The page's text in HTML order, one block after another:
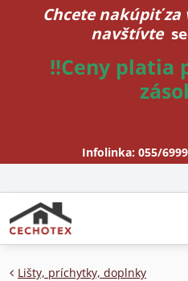
Chcete nakúpiť
navštívte
!!Ceny platia
Infolinka: 055/
Lišty, príchytky, doplnky